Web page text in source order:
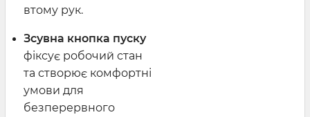
втому рук.
Зсувна кнопка пуску
фіксує робочий стан
та створює комфортні
умови для
безперервного